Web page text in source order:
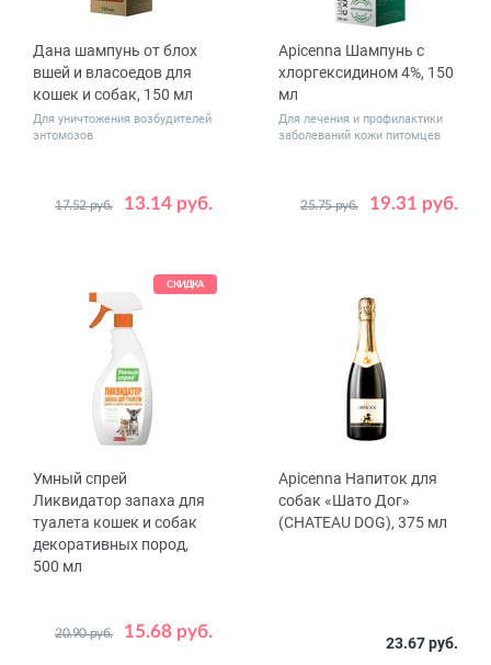
Дана шампунь от блох
вшей и власоедов для
кошек и собак, 150 мл
Для уничтожения возбудителей
энтомозов
13.14 руб.
17.52 руб.
Apicenna Шампунь с
хлоргексидином 4%, 150
мл
Для лечения и профилактики
заболеваний кожи питомцев
19.31 руб.
25.75 руб.
СКИДКА
Умный спрей
Ликвидатор запаха для
туалета кошек и собак
декоративных пород,
500 мл
15.68 руб.
20.90 руб.
Apicenna Напиток для
собак «Шато Дог»
(CHATEAU DOG), 375 мл
23.67 руб.